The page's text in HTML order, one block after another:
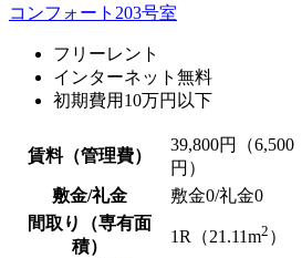
コンフォート203号室
フリーレント
インターネット無料
初期費用10万円以下
賃料（管理費）
39,800円（6,500
円）
敷金/礼金 敷金0/礼金0
間取り（専有面
積）
1R（21.11m2 ）